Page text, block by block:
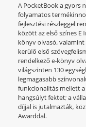
A PocketBook a gyors
folyamatos
fejlesztési részleggel
között az első színes E
könyv olvasó,
kerülő első
rendelkező e-könyv
világszinten 130
legmagasabb
funkcionalitás mellett
hangsúlyt fektet; a
díjjal is jutalmazták,
Awarddal.